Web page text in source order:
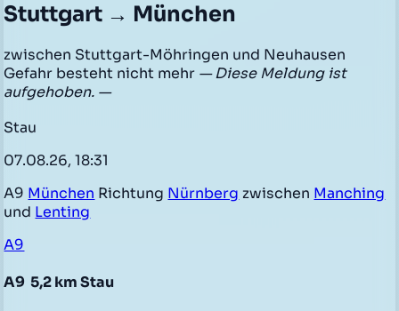
Stuttgart → München
zwischen Stuttgart-Möhringen und Neuhausen
Gefahr besteht nicht mehr — Diese Meldung ist
aufgehoben. —
Stau
07.08.26, 18:31
A9 München Richtung Nürnberg zwischen Manching
und Lenting
A9
A9 5,2 km Stau